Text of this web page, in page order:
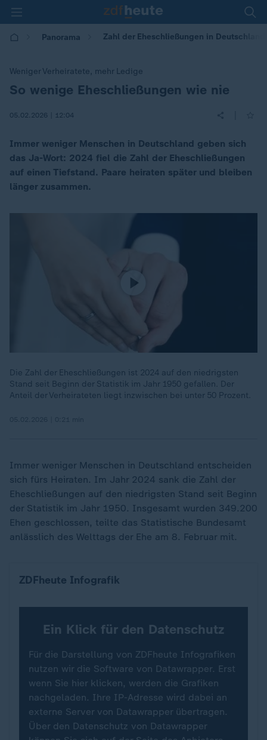
Panorama Zahl der Eheschließungen in
Weniger Verheiratete, mehr Ledige
:
So wenige Eheschließungen wie nie
05.02.2026 | 12:04
Immer weniger Menschen in Deutschland geben sich
das Ja-Wort: 2024 fiel die Zahl der Eheschließungen
auf einen Tiefstand. Paare heiraten später und bleiben
länger zusammen.
Die Zahl der Eheschließungen ist 2024 auf den niedrigsten
Stand seit Beginn der Statistik im Jahr 1950 gefallen. Der
Anteil der Verheirateten liegt inzwischen bei unter 50 Prozent.
Immer weniger Menschen in Deutschland entscheiden
sich fürs Heiraten. Im Jahr 2024 sank die Zahl der
Eheschließungen auf den niedrigsten Stand seit Beginn
der Statistik im Jahr 1950. Insgesamt wurden 349.200
Ehen geschlossen, teilte das Statistische Bundesamt
anlässlich des Welttags der Ehe am 8. Februar mit.
ZDFheute Infografik
Ein Klick für den Datenschutz
Für die Darstellung von ZDFheute Infografiken
nutzen wir die Software von Datawrapper. Erst
wenn Sie hier klicken, werden die Grafiken
nachgeladen. Ihre IP-Adresse wird dabei an
externe Server von Datawrapper übertragen.
Über den Datenschutz von Datawrapper